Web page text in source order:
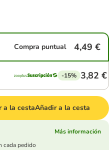
Compra puntual 4,49 €
-15% 3,82 €
a la cestaAñadir a la cesta
Más información
cada pedido